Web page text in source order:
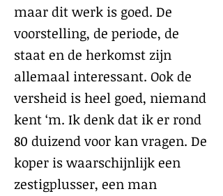
maar dit werk is goed. De
voorstelling, de periode, de
staat en de herkomst zijn
allemaal interessant. Ook de
versheid is heel goed, niemand
kent ‘m. Ik denk dat ik er rond
80 duizend voor kan vragen. De
koper is waarschijnlijk een
zestigplusser, een man